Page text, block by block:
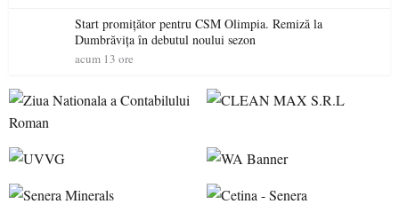
Start promițător pentru CSM Olimpia. Remiză la
Dumbrăvița în debutul noului sezon
acum 13 ore